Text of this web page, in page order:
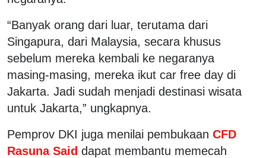
“Banyak orang dari luar, terutama dari
Singapura, dari Malaysia, secara khusus
sebelum mereka kembali ke negaranya
masing-masing, mereka ikut car free day di
Jakarta. Jadi sudah menjadi destinasi wisata
untuk Jakarta,” ungkapnya.
Pemprov DKI juga menilai pembukaan CFD
Rasuna Said dapat membantu memecah